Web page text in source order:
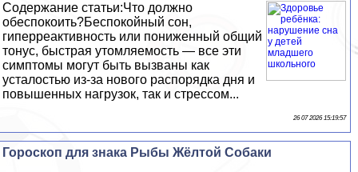
Содержание статьи:Что должно
обеспокоить?Беспокойный сон,
гиперреактивность или пониженный общий
тонус, быстрая утомляемость — все эти
симптомы могут быть вызваны как
усталостью из-за нового распорядка дня и
повышенных нагрузок, так и стрессом...
26 07 2026 15:19:57
Гороскоп для знака Рыбы Жёлтой Собаки